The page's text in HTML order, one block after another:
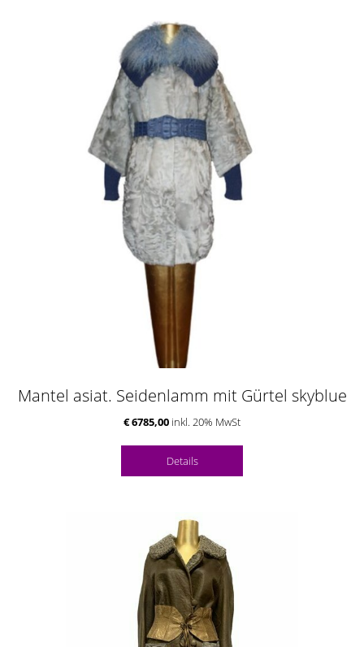
Mantel asiat. Seidenlamm mit Gürtel skyblue
€ 6785,00 inkl. 20% MwSt
Details